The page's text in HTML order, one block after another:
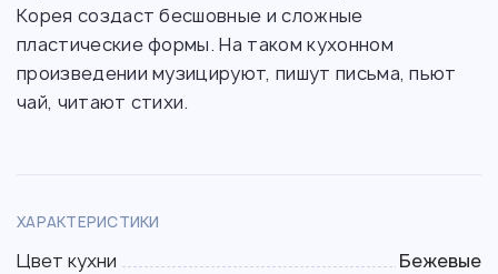
Корея создаст бесшовные и сложные
пластические формы. На таком кухонном
произведении музицируют, пишут письма, пьют
чай, читают стихи.
ХАРАКТЕРИСТИКИ
Цвет кухни
Бежевые